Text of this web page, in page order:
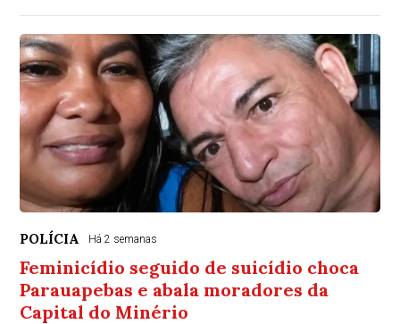
POLÍCIA Há 2 semanas
Feminicídio seguido de suicídio choca
Parauapebas e abala moradores da
Capital do Minério